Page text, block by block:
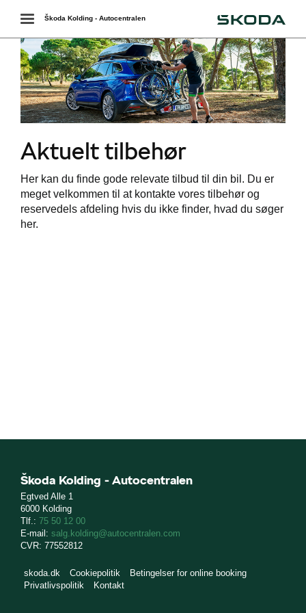
Toggle
navigation
Škoda Kolding - Autocentralen
Aktuelt tilbehør
Her kan du finde gode relevate tilbud til din bil. Du er
meget velkommen til at kontakte vores tilbehør og
reservedels afdeling hvis du ikke finder, hvad du søger
her.
Škoda Kolding - Autocentralen
Egtved Alle 1
6000 Kolding
Tlf.: 75 50 12 00
E-mail: salg.kolding@autocentralen.com
CVR: 77552812
skoda.dk Cookiepolitik
Betingelser for online booking
Privatlivspolitik
Kontakt